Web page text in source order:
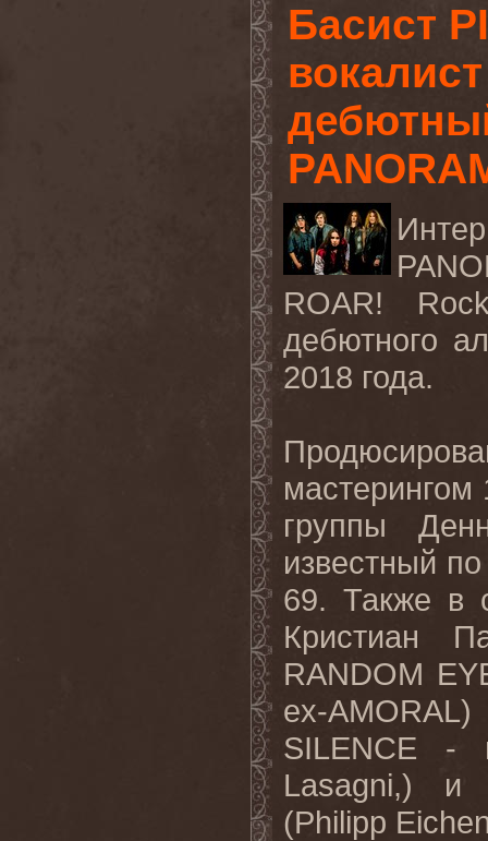
Басист
ROAR!
дебютного
2018 года.
мастерингом
группы
известный
69. Также в
Кристиан
RANDOM
ex-
SILENCE -
Lasagni,) и
(Philipp